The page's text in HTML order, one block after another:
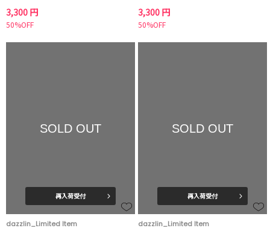
3,300 円
50%OFF
3,300 円
50%OFF
SOLD OUT
再入荷受付
dazzlin_Limited Item
SOLD OUT
再入荷受付
dazzlin_Limited Item